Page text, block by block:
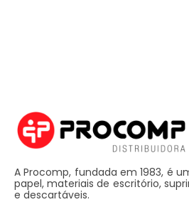
A Procomp, fundada em 1983, é
papel, materiais de escritório,
e descartáveis.